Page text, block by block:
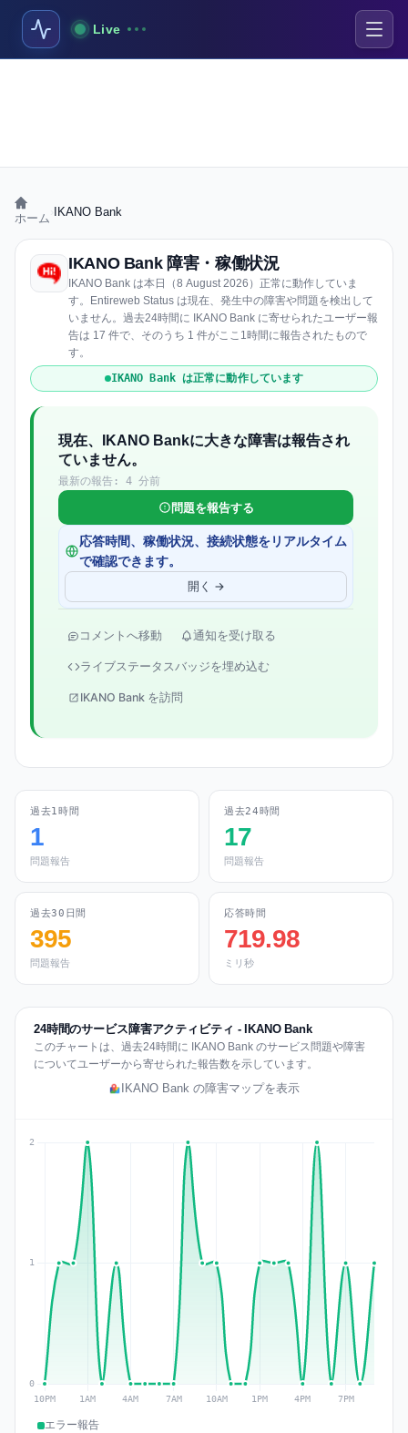
Live
ホーム IKANO Bank
IKANO Bank 障害・稼働状況
IKANO Bank は本日（8 August 2026）正常に動作していま
す。Entireweb Status は現在、発生中の障害や問題を検出して
いません。過去24時間に IKANO Bank に寄せられたユーザー報
告は 17 件で、そのうち 1 件がここ1時間に報告されたもので
す。
IKANO Bank は正常に動作しています
現在、IKANO Bankに大きな障害は報告され
ていません。
最新の報告: 4 分前
問題を報告する
応答時間、稼働状況、接続状態をリアルタイム
で確認できます。
開く →
コメントへ移動 通知を受け取る
ライブステータスバッジを埋め込む
IKANO Bank を訪問
過去1時間
1
問題報告
過去24時間
17
問題報告
過去30日間
395
問題報告
応答時間
719.98
ミリ秒
24時間のサービス障害アクティビティ - IKANO Bank
このチャートは、過去24時間に IKANO Bank のサービス問題や障害
についてユーザーから寄せられた報告数を示しています。
IKANO Bank の障害マップを表示
エラー報告